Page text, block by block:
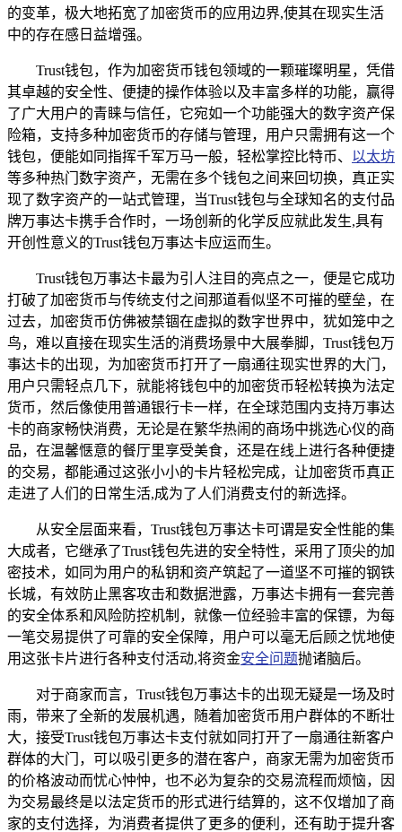
的变革，极大地拓宽了加密货币的应用边界,使其在现实生活
中的存在感日益增强。
Trust钱包，作为加密货币钱包领域的一颗璀璨明星，凭借
其卓越的安全性、便捷的操作体验以及丰富多样的功能，赢得
了广大用户的青睐与信任，它宛如一个功能强大的数字资产保
险箱，支持多种加密货币的存储与管理，用户只需拥有这一个
钱包，便能如同指挥千军万马一般，轻松掌控比特币、 以太坊
等多种热门数字资产，无需在多个钱包之间来回切换，真正实
现了数字资产的一站式管理，当Trust钱包与全球知名的支付品
牌万事达卡携手合作时，一场创新的化学反应就此发生,具有
开创性意义的Trust钱包万事达卡应运而生。
Trust钱包万事达卡最为引人注目的亮点之一，便是它成功
打破了加密货币与传统支付之间那道看似坚不可摧的壁垒，在
过去，加密货币仿佛被禁锢在虚拟的数字世界中，犹如笼中之
鸟，难以直接在现实生活的消费场景中大展拳脚，Trust钱包万
事达卡的出现，为加密货币打开了一扇通往现实世界的大门，
用户只需轻点几下，就能将钱包中的加密货币轻松转换为法定
货币，然后像使用普通银行卡一样，在全球范围内支持万事达
卡的商家畅快消费，无论是在繁华热闹的商场中挑选心仪的商
品，在温馨惬意的餐厅里享受美食，还是在线上进行各种便捷
的交易，都能通过这张小小的卡片轻松完成，让加密货币真正
走进了人们的日常生活,成为了人们消费支付的新选择。
从安全层面来看，Trust钱包万事达卡可谓是安全性能的集
大成者，它继承了Trust钱包先进的安全特性，采用了顶尖的加
密技术，如同为用户的私钥和资产筑起了一道坚不可摧的钢铁
长城，有效防止黑客攻击和数据泄露，万事达卡拥有一套完善
的安全体系和风险防控机制，就像一位经验丰富的保镖，为每
一笔交易提供了可靠的安全保障，用户可以毫无后顾之忧地使
用这张卡片进行各种支付活动,将资金安全问题抛诸脑后。
对于商家而言，Trust钱包万事达卡的出现无疑是一场及时
雨，带来了全新的发展机遇，随着加密货币用户群体的不断壮
大，接受Trust钱包万事达卡支付就如同打开了一扇通往新客户
群体的大门，可以吸引更多的潜在客户，商家无需为加密货币
的价格波动而忧心忡忡，也不必为复杂的交易流程而烦恼，因
为交易最终是以法定货币的形式进行结算的，这不仅增加了商
家的支付选择，为消费者提供了更多的便利，还有助于提升客